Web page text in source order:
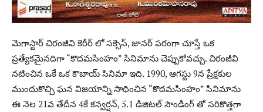
మెగాస్టార్ చిరంజీవి కెరీర్ లో సక్సెస్, జానర్ పరంగా చూస్తే ఒక
ప్రత్యేకమైనదిగా “కొదమసింహం” సినిమాను చెప్పుకోవచ్చు. చిరంజీవి
నటించిన ఒకే ఒక కౌబాయ్ సినిమా ఇది. 1990, ఆగస్టు 9న ప్రేక్షకుల
ముందుకొచ్చి ఘన విజయాన్ని సాధించిన “కొదమసింహం” సినిమాను
ఈ నెల 21వ తేదీన 4కే కన్వర్షన్, 5.1 డిజిటల్ సౌండింగ్ తో సరికొత్తగా